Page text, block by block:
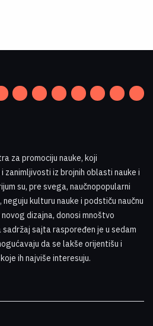
za promociju nauke, koji
zanimljivosti iz brojnih oblasti nauke i
su, pre svega, naučnopopularni
kulturu nauke i podstiču naučnu
dizajna, donosi mnoštvo
sajta raspoređen je u sedam
da se lakše orijentišu i
ih najviše interesuju.